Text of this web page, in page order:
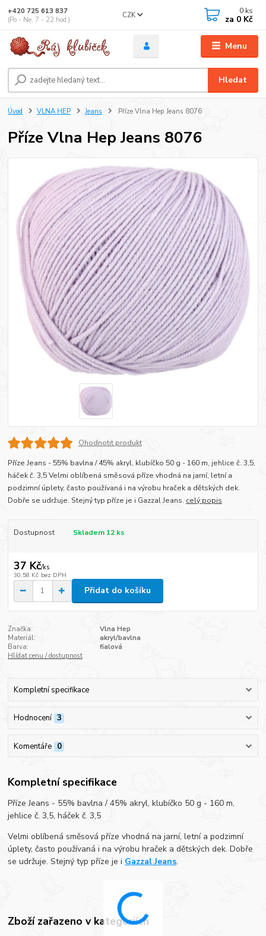
Menu
CZK
Hledat
+420 725 613 837
(Po - Ne, 7 - 22 hod.)
0 ks
za 0 Kč
Úvod VLNA HEP Jeans Příze Vlna Hep Jeans 8076
Příze Vlna Hep Jeans 8076
Ohodnotit produkt
Příze Jeans - 55% bavlna / 45% akryl, klubíčko 50 g - 160 m, jehlice č. 3,5,
háček č. 3,5 Velmi oblíbená směsová příze vhodná na jarní, letní a
podzimní úplety, často používaná i na výrobu hraček a dětských dek.
Dobře se udržuje. Stejný typ příze je i Gazzal Jeans. celý popis
Dostupnost Skladem 12 ks
37 Kč/ks
30,58 Kč bez DPH
Přidat do košíku
Značka:
Vlna Hep
Materiál:
akryl/bavlna
Barva:
fialová
Hlídat cenu / dostupnost
Kompletní specifikace
Hodnocení 3
Komentáře 0
Kompletní specifikace
Příze Jeans - 55% bavlna / 45% akryl, klubíčko 50 g - 160 m,
jehlice č. 3,5, háček č. 3,5
Velmi oblíbená směsová příze vhodná na jarní, letní a podzimní
úplety, často používaná i na výrobu hraček a dětských dek. Dobře
se udržuje. Stejný typ příze je i Gazzal Jeans.
Zboží zařazeno v kategoriích